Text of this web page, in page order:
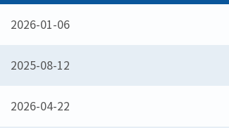
2026-01-06
2025-08-12
2026-04-22